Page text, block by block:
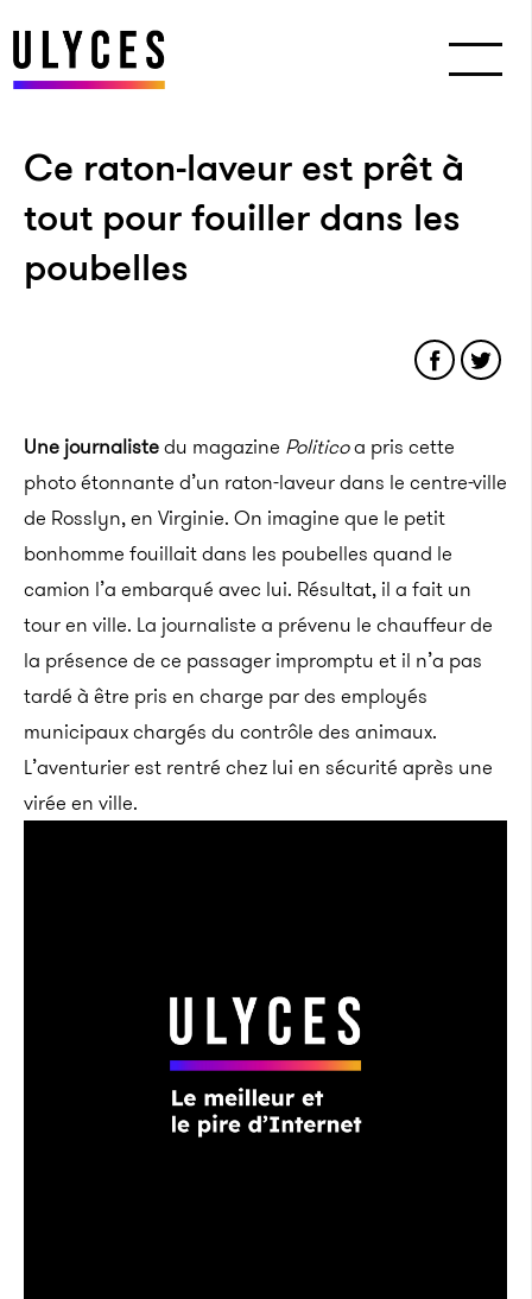
Ce raton-laveur est prêt à
tout pour fouiller dans les
poubelles
Une journalistedu magazine Politicoa pris cette
photo étonnante d’un raton-laveur dans le centre-ville
de Rosslyn, en Virginie. On imagine que le petit
bonhomme fouillait dans les poubelles quand le
camion l’a embarqué avec lui. Résultat, il a fait un
tour en ville. La journaliste a prévenu le chauffeur de
la présence de ce passager impromptu et il n’a pas
tardé à être pris en charge par des employés
municipaux chargés du contrôle des animaux.
L’aventurier est rentré chez lui en sécurité après une
virée en ville.